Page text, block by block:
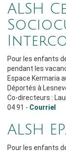
ALSH
Pour les enfants
pendant les
Espace Kermaria
Déportés à
Co-directeurs :
04 91 - Courriel
ALSH
Pour les enfants